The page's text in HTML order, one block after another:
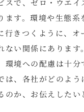
スで、ゼロ・ウエイ
ます。環境や生態系
行きつくように、オ
ない関係にあります
環境への配慮は十分
は、各社がどのよう
のか、お伝えしたい